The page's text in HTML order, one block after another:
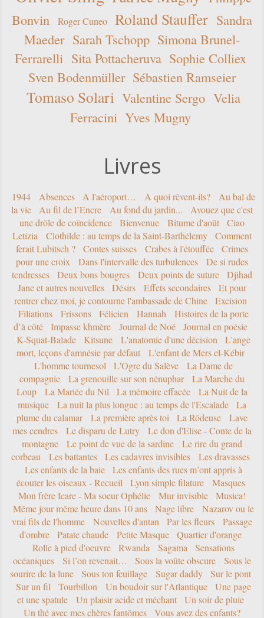
Bonvin
Roger Cuneo Roland Stauffer Sandra
Maeder Sarah Tschopp Simona Brunel-
Ferrarelli Sita Pottacheruva Sophie Colliex
Sven Bodenmüller Sébastien Ramseier
Tomaso Solari Valentine Sergo Velia
Ferracini Yves Mugny
Livres
1944 Absences A l'aéroport… A quoi rêvent-ils?
Au bal de
la vie
Au fil de l’Encre Au fond du jardin...
Avouez que c'est
une drôle de coïncidence
Bienvenue Bitume d'août
Ciao
Letizia
Clothilde : au temps de la Saint-Barthélemy
Comment
ferait Lubitsch ?
Contes suisses Crabes à l'étouffée
Crimes
pour une croix
Dans l'intervalle des turbulences
De si rudes
tendresses
Deux bons bougres Deux points de suture
Djihad
Jane et autres nouvelles
Désirs Effets secondaires
Et pour
rentrer chez moi, je contourne l'ambassade de Chine
Excision
Filiations
Frissons Félicien Hannah
Histoires de la porte
d’à côté
Impasse khmère Journal de Noé
Journal en poésie
K-Squat-Balade
Kitsune L'anatomie d'une décision
L'ange
mort, leçons d'amnésie par défaut
L'enfant de Mers el-Kébir
L'homme tournesol
L'Ogre du Salève
La Dame de
compagnie
La grenouille sur son nénuphar
La Marche du
Loup
La Mariée du Nil La mémoire effacée
La Nuit de la
musique
La nuit la plus longue : au temps de l'Escalade
La
plume du calamar
La première après toi La Rôdeuse
Lave
mes cendres
Le disparu de Lutry
Le don d'Elise - Conte de la
montagne
Le point de vue de la sardine
Le rire du grand
corbeau
Les battantes Les cadavres invisibles
Les dravasses
Les enfants de la baie
Les enfants des rues m’ont appris à
écouter les oiseaux - Recueil
Lyon simple filature
Masques
Mon frère Icare - Ma soeur Ophélie
Mur invisible
Musica!
Même jour même heure dans 10 ans
Nage libre
Nazarov ou le
vrai fils de l'homme
Nouvelles d'antan Par les fleurs
Passage
d'ombre
Patate chaude Petite Masque
Quartier d'orange
Rolle à pied d'oeuvre
Rwanda Sagama
Sensations
océaniques
Si l’on revenait… Sous la voûte obscure
Sous le
sourire de la lune
Sous ton feuillage Sugar daddy
Sur le pont
Sur un fil
Tourbillon Un boudoir sur l'Atlantique
Une page
et une spatule
Un plaisir acide et méchant
Un soir de pluie
Un thé avec mes chères fantômes
Vous avez des enfants?